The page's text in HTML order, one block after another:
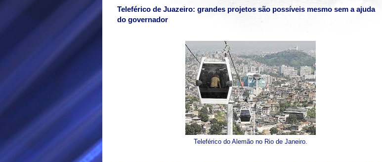
Teleférico de Juazeiro: grandes projetos são possíveis mesmo sem a ajuda
do governador
Teleférico do Alemão no Rio de Janeiro.